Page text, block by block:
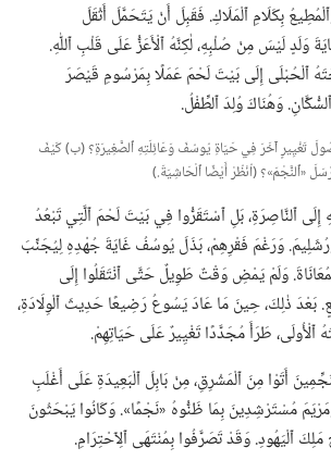
بِكَلَامِ ٱلْمَلَاكِ.‏ فَقَبِلَ أَنْ يَتَحَمَّلَ أَثْقَلَ
وَلَدٍ لَيْسَ مِنْ صُلْبِهِ،‏ لٰكِنَّهُ ٱلْأَعَزُّ عَلَى قَلْبِ ٱللّٰهِ.‏
ٱلْحُبْلَى إِلَى بَيْتَ لَحْمَ عَمَلًا بِمَرْسُومِ قَيْصَرَ
وَهُنَاكَ وُلِدَ ٱلطِّفْلُ.‏
تَغْيِيرٍ آخَرَ فِي حَيَاةِ يُوسُفَ وَعَائِلَتِهِ ٱلصَّغِيرَةِ؟‏ (‏ب)‏ كَيْفَ
«ٱلنَّجْمَ»؟‏ (‏اُنْظُرْ أَيْضًا ٱلْحَاشِيَةَ.‏)‏
ٱلنَّاصِرَةِ،‏ بَلِ ٱسْتَقَرُّوا فِي بَيْتَ لَحْمَ ٱلَّتِي تَبْعُدُ
وَرَغْمَ فَقْرِهِمْ،‏ بَذَلَ يُوسُفُ غَايَةَ جُهْدِهِ لِيُجَنِّبَ
وَلَمْ يَمْضِ وَقْتٌ طَوِيلٌ حَتَّى ٱنْتَقَلُوا إِلَى
ذٰلِكَ،‏ حِينَ مَا عَادَ يَسُوعُ رَضِيعًا حَدِيثَ ٱلْوِلَادَةِ،‏
ٱلْأُولَى،‏ طَرَأَ مُجَدَّدًا تَغْيِيرٌ عَلَى حَيَاتِهِمْ.‏
أَتَوْا مِنَ ٱلْمَشْرِقِ،‏ مِنْ بَابِلَ ٱلْبَعِيدَةِ عَلَى أَغْلَبِ
مُسْتَرْشِدِينَ بِمَا ظَنُّوهُ «نَجْمًا».‏ وَكَانُوا يَبْحَثُونَ
ٱلْيَهُودِ.‏ وَقَدْ تَصَرَّفُوا بِمُنْتَهَى ٱلِٱحْتِرَامِ.‏